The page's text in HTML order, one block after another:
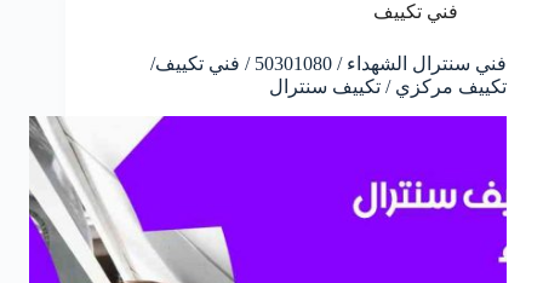
فني تكييف
فني سنترال الشهداء / 50301080 / فني تكييف/
تكييف مركزي / تكييف سنترال